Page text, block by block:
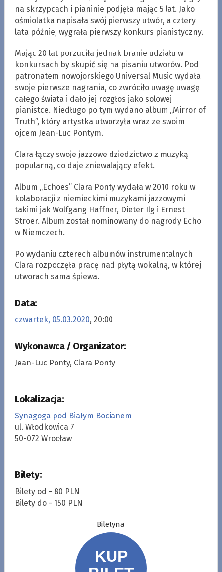
na skrzypcach i pianinie podjęła mając 5 lat. Jako
ośmiolatka napisała swój pierwszy utwór, a cztery
lata później wygrała pierwszy konkurs pianistyczny.
Mając 20 lat porzuciła jednak branie udziału w
konkursach by skupić się na pisaniu utworów. Pod
patronatem nowojorskiego Universal Music wydała
swoje pierwsze nagrania, co zwróciło uwagę uwagę
całego świata i dało jej rozgłos jako solowej
pianistce. Niedługo po tym wydano album „Mirror of
Truth”, który artystka utworzyła wraz ze swoim
ojcem Jean-Luc Pontym.
Clara łączy swoje jazzowe dziedzictwo z muzyką
popularną, co daje zniewalający efekt.
Album „Echoes” Clara Ponty wydała w 2010 roku w
kolaboracji z niemieckimi muzykami jazzowymi
takimi jak Wolfgang Haffner, Dieter Ilg i Ernest
Stroer. Album został nominowany do nagrody Echo
w Niemczech.
Po wydaniu czterech albumów instrumentalnych
Clara rozpoczęła pracę nad płytą wokalną, w której
utworach sama śpiewa.
Data:
czwartek, 05.03.2020, 20:00
Wykonawca / Organizator:
Jean-Luc Ponty, Clara Ponty
Lokalizacja:
Synagoga pod Białym Bocianem
ul. Włodkowica 7
50-072 Wrocław
Bilety:
Bilety od - 80 PLN
Bilety do - 150 PLN
Biletyna